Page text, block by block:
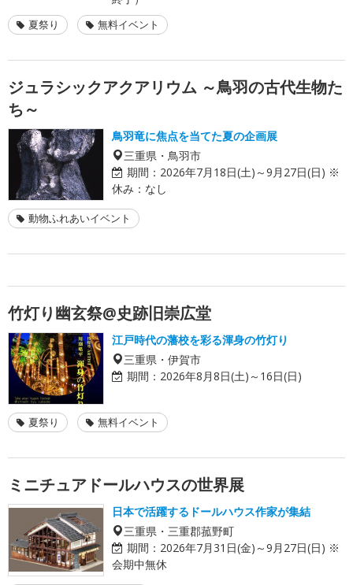
夏祭り 無料イベント
ジュラシックアクアリウム ～鳥羽の古代生物た
ち～
鳥羽竜に焦点を当てた夏の企画展
三重県・鳥羽市
期間： 2026年7月18日(土)～9月27日(日) ※
休み：なし
動物ふれあいイベント
竹灯り幽玄祭@史跡旧崇広堂
江戸時代の藩校を彩る渾身の竹灯り
三重県・伊賀市
期間： 2026年8月8日(土)～16日(日)
夏祭り 無料イベント
ミニチュアドールハウスの世界展
日本で活躍するドールハウス作家が集結
三重県・三重郡菰野町
期間： 2026年7月31日(金)～9月27日(日) ※
会期中無休